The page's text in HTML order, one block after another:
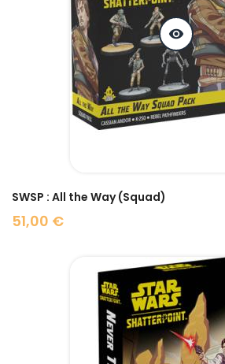
visibility
SWSP : All the Way (Squad)
51,00 €
Prix